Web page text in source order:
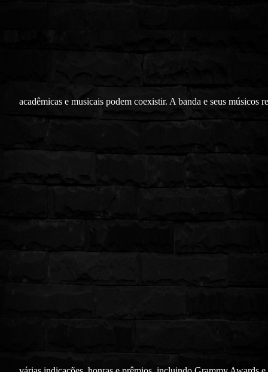
acadêmicas e musicais podem coexistir. A banda e seus músicos